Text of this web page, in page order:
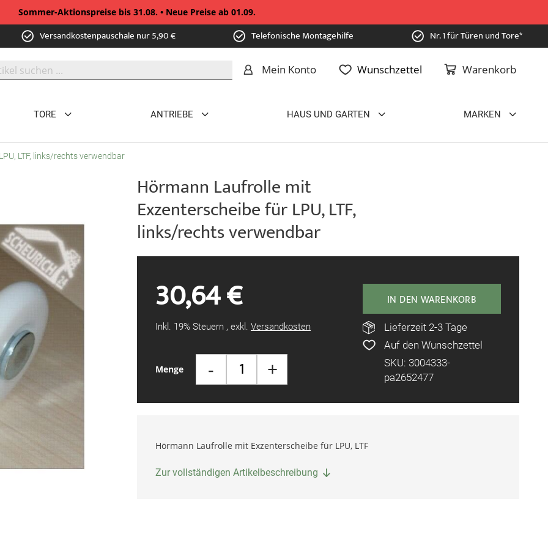
Sommer-Aktionspreise bis 31.08. • Neue Preise ab 01.09.
Versandkostenpauschale nur 5,90 € Telefonische Montagehilfe Nr. 1 für Türen und Tore*
Warenkorb
Mein Konto Wunschzettel
TORE ANTRIEBE HAUS UND GARTEN MARKEN
LTF, links/rechts verwendbar
Hörmann Laufrolle mit
Exzenterscheibe für LPU, LTF,
links/rechts verwendbar
Menge - +
30,64 €
Inkl. 19% Steuern , exkl. Versandkosten
IN DEN WARENKORB
Lieferzeit 2-3 Tage
Auf den Wunschzettel
SKU: 3004333-
pa2652477
Hörmann Laufrolle mit Exzenterscheibe für LPU, LTF
Zur vollständigen Artikelbeschreibung